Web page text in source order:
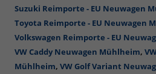
Suzuki Reimporte - EU Neuwagen
Toyota Reimporte - EU Neuwagen
Volkswagen Reimporte - EU
VW Caddy Neuwagen Mühlheim,
Mühlheim, VW Golf Variant